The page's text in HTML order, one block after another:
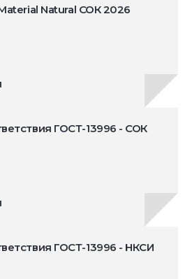
Natural СОК 2026
ГОСТ-13996 - СОК
ГОСТ-13996 - НКСИ